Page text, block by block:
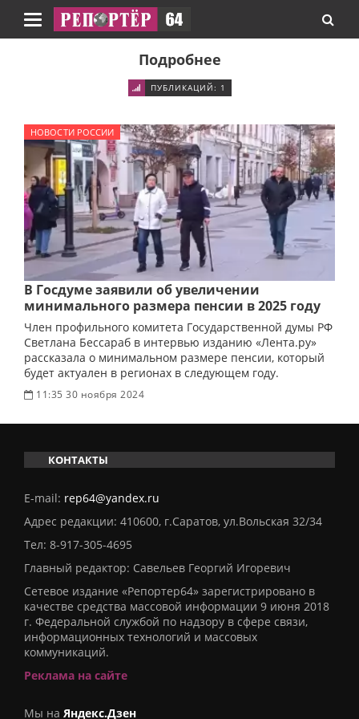
Навигация
Подробнее
ПУБЛИКАЦИЙ: 1
НОВОСТИ РОССИИ
В Госдуме заявили об увеличении
минимального размера пенсии в 2025 году
Член профильного комитета Государственной думы РФ
Светлана Бессараб в интервью изданию «Лента.ру»
рассказала о минимальном размере пенсии, который
будет актуален в регионах в следующем году.
11:35 30 ноября 2024
КОНТАКТЫ
E-mail: rep64@yandex.ru
Адрес редакции: 410600, г.Саратов, ул.Вольская 32/34
Тел: 8-917-305-4695
Главный редактор: Савельев Георгий Игоревич
Сетевое издание «Репортер64» зарегистрировано в
качестве средства массовой информации 9 июня 2018
г. Федеральной службой по надзору в сфере связи,
информационных технологий и массовых
коммуникаций.
Реклама на сайте
Мы на Яндекс.Дзен